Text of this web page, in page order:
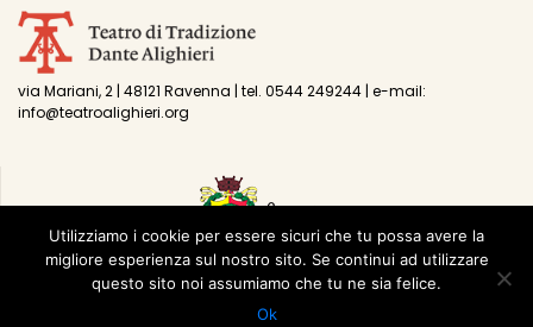
via Mariani, 2 | 48121 Ravenna | tel. 0544 249244 | e-mail:
info@teatroalighieri.org
Utilizziamo i cookie per essere sicuri che tu possa avere la
migliore esperienza sul nostro sito. Se continui ad utilizzare
questo sito noi assumiamo che tu ne sia felice.
Ok